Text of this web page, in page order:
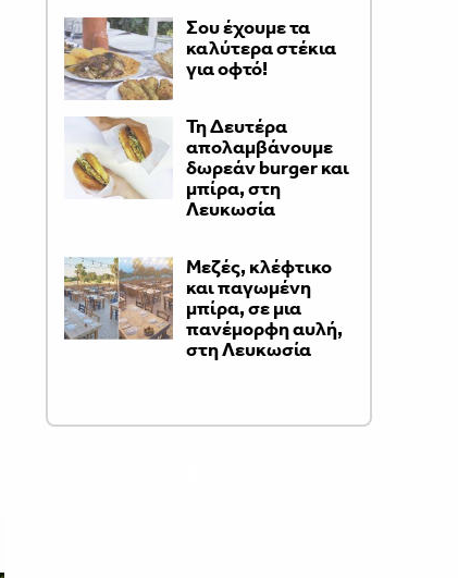
Σου έχουμε τα
καλύτερα στέκια
για οφτό!
Τη Δευτέρα
απολαμβάνουμε
δωρεάν burger και
μπίρα, στη
Λευκωσία
Μεζές, κλέφτικο
και παγωμένη
μπίρα, σε μια
πανέμορφη αυλή,
στη Λευκωσία